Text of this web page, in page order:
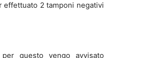
effettuato 2 tamponi negativi
questo vengo avvisato